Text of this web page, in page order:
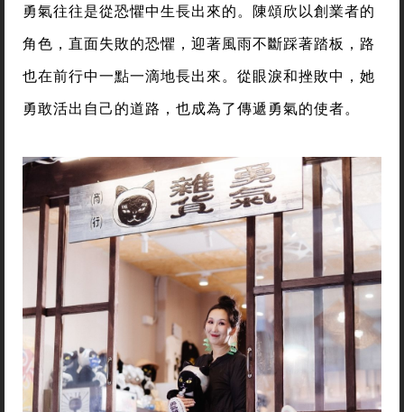
勇氣往往是從恐懼中生長出來的。陳頌欣以創業者的
角色，直面失敗的恐懼，迎著風雨不斷踩著踏板，路
也在前行中一點一滴地長出來。從眼淚和挫敗中，她
勇敢活出自己的道路，也成為了傳遞勇氣的使者。